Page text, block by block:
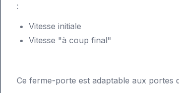
:
Vitesse initiale
Vitesse "à coup final"
Ce ferme-porte est adaptable aux portes